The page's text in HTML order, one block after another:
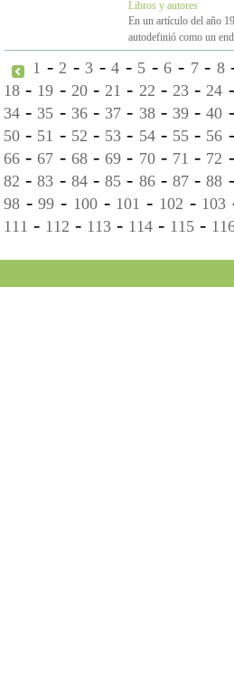
Libros y autores
En un artículo del año
autodefinió como un
1 -2 - 3 -4 - 5 -6 - 7- 8
18 - 19 - 20-21 - 22 - 23-24
34 - 35 - 36- 37 - 38- 39-40
50 - 51 - 52 - 53 - 54- 55- 56
66 -67 - 68-69 - 70- 71 - 72
82 -83 - 84-85 - 86- 87-88
98 -99 - 100- 101 - 102 - 103
111 - 112 - 113 - 114 - 115 -